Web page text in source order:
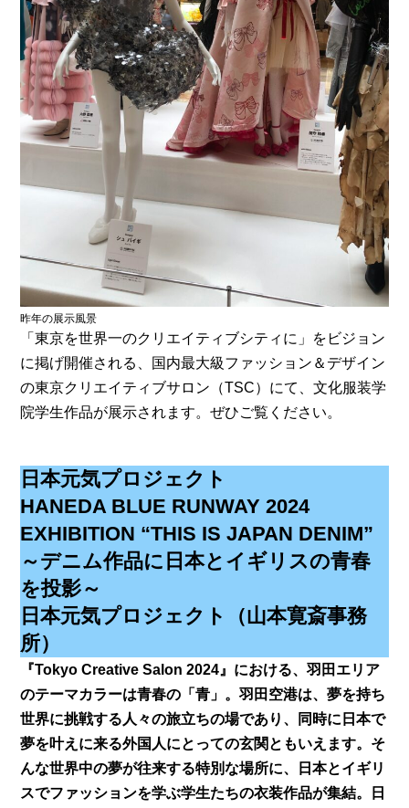
昨年の展示風景
「東京を世界一のクリエイティブシティに」をビジョン
に掲げ開催される、国内最大級ファッション＆デザイン
の東京クリエイティブサロン（TSC）にて、文化服装学
院学生作品が展示されます。ぜひご覧ください。
日本元気プロジェクト
HANEDA BLUE RUNWAY 2024
EXHIBITION “THIS IS JAPAN DENIM”
～デニム作品に日本とイギリスの青春
を投影～
日本元気プロジェクト（山本寛斎事務
所）
『Tokyo Creative Salon 2024』における、羽田エリア
のテーマカラーは青春の「青」。羽田空港は、夢を持ち
世界に挑戦する人々の旅立ちの場であり、同時に日本で
夢を叶えに来る外国人にとっての玄関ともいえます。そ
んな世界中の夢が往来する特別な場所に、日本とイギリ
スでファッションを学ぶ学生たちの衣装作品が集結。日